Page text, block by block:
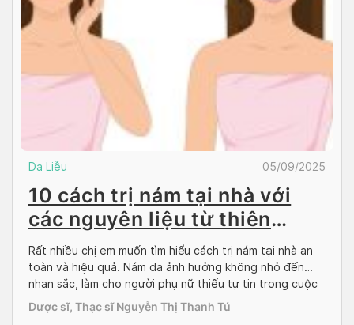
Da Liễu 05/09/2025
10 cách trị nám tại nhà với
các nguyên liệu từ thiên
nhiên
Rất nhiều chị em muốn tìm hiểu cách trị nám tại nhà an
toàn và hiệu quả. Nám da ảnh hưởng không nhỏ đến
nhan sắc, làm cho người phụ nữ thiếu tự tin trong cuộc
sống. Để đẩy nhanh quá trình trị nám, bên cạnh việc trị
liệu theo hướng dẫn của chuyên gia […]
Dược sĩ, Thạc sĩ Nguyễn Thị Thanh Tú